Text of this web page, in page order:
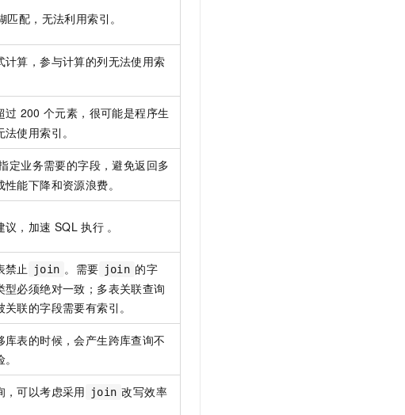
匹配，无法利用索引。
计算，参与计算的列无法使用索
过 200 个元素，很可能是程序生
使用索引。
定业务需要的字段，避免返回多
能下降和资源浪费。
议，加速 SQL 执行 。
禁止 join 。需要 join 的字
型必须绝对一致；多表关联查询
联的字段需要有索引。
库表的时候，会产生跨库查询不
，可以考虑采用 join 改写效率